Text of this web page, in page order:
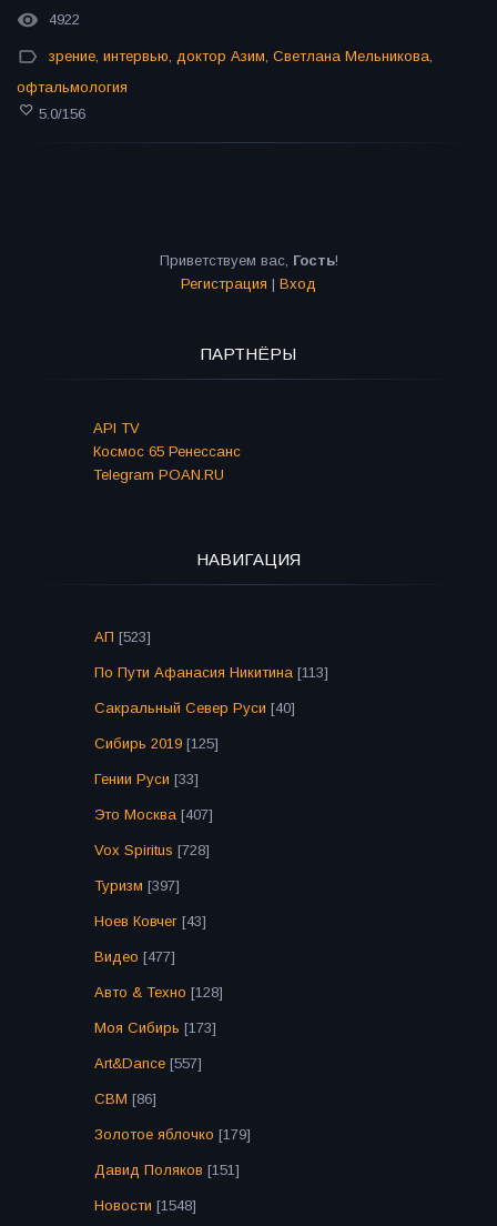
4922
зрение, интервью, доктор Азим, Светлана Мельникова,
офтальмология
5.0/156
Приветствуем вас, Гость!
Регистрация | Вход
ПАРТНЁРЫ
API TV
Космос 65 Ренессанс
Telegram POAN.RU
НАВИГАЦИЯ
АП [523]
По Пути Афанасия Никитина [113]
Сакральный Север Руси [40]
Сибирь 2019 [125]
Гении Руси [33]
Это Москва [407]
Vox Spiritus [728]
Туризм [397]
Ноев Ковчег [43]
Видео [477]
Авто & Техно [128]
Моя Сибирь [173]
Art&Dance [557]
СВМ [86]
Золотое яблочко [179]
Давид Поляков [151]
Новости [1548]